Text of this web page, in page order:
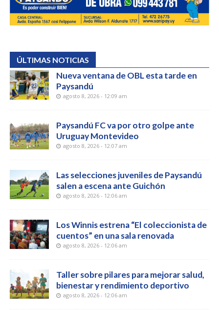
ÚLTIMAS NOTICIAS
Nueva ventana de OBL esta tarde en
Paysandú
agosto 8, 2026 - 12:09 am
Paysandú FC va por otro golpe ante
Uruguay Montevideo
agosto 8, 2026 - 12:07 am
Las selecciones juveniles de Paysandú
salen a escena ante Guichón
agosto 8, 2026 - 12:06 am
Los Winnis estrena “El coleccionista de
cuentos” en una sala renovada
agosto 8, 2026 - 12:06 am
Taller sobre pilares para mejorar salud,
bienestar y rendimiento deportivo
agosto 8, 2026 - 12:06 am